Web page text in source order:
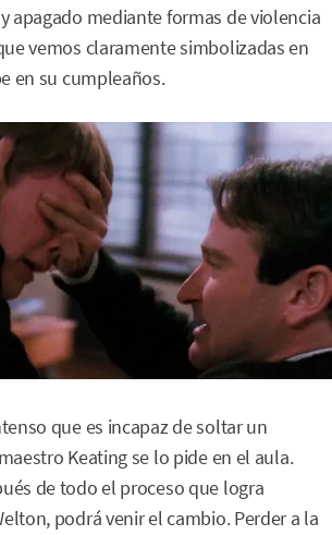
apagado mediante formas de violencia
vemos claramente simbolizadas en
en su cumpleaños.
que es incapaz de soltar un
Keating se lo pide en el aula.
de todo el proceso que logra
podrá venir el cambio. Perder a la